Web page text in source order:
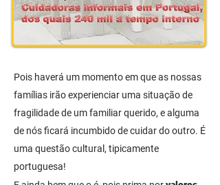
Pois haverá um momento em que as nossas
famílias irão experienciar uma situação de
fragilidade de um familiar querido, e alguma
de nós ficará incumbido de cuidar do outro. É
uma questão cultural, tipicamente
portuguesa!